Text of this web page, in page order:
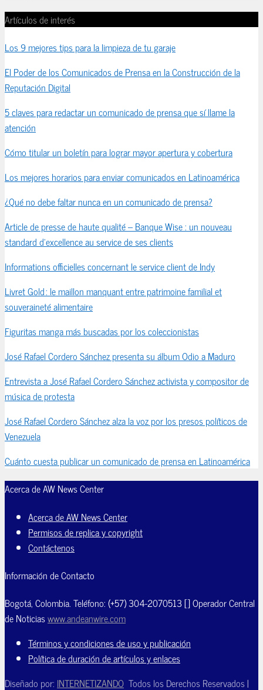
Artículos de interés
Los 9 mejores tips para la limpieza de tu garaje
El Poder de los Comunicados de Prensa en la Construcción de la
Reputación Digital
5 claves para redactar un comunicado de prensa que sí llame la
atención
Cómo titular un boletín para lograr mayor apertura y cobertura
Los mejores horarios para enviar comunicados en Latinoamérica
¿Qué no debe faltar nunca en un comunicado de prensa?
Article de presse de haute qualité – Banque Wise : un nouveau
standard d’excellence au service de ses clients
Informations officielles concernant le service client de Indy
Livret Gold : le maillon manquant entre patrimoine familial et
souveraineté alimentaire
Figuritas manga más buscadas por los coleccionistas
José Rafael Cordero Sánchez presenta su álbum Odio a Maduro
Entrevista a José Rafael Cordero Sánchez activista y compositor de
música de protesta
José Rafael Cordero Sánchez alza la voz por los presos políticos de
Venezuela
Cuánto cuesta publicar un comunicado de prensa en Latinoamérica
Acerca de AW News Center
Acerca de AW News Center
Permisos de replica y copyright
Contáctenos
Información de Contacto
Bogotá, Colombia. Teléfono: (+57) 304-2070513 [] Operador Central
de Noticiaswww.andeanwire.com
Términos y condiciones de uso y publicación
Política de duración de artículos y enlaces
Diseñado por: INTERNETIZANDO Todos los Derechos Reservados |